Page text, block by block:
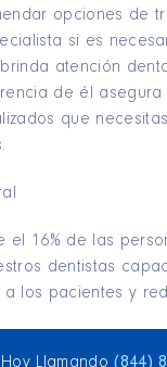
opciones de
si es
atención
de él asegura
que
el 16% de las
dentistas
a los pacientes y